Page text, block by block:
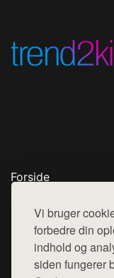
Vi bruger
forbedre din
indhold og
siden fungerer
Forside
Top Rabatter
Blog
Kontakt